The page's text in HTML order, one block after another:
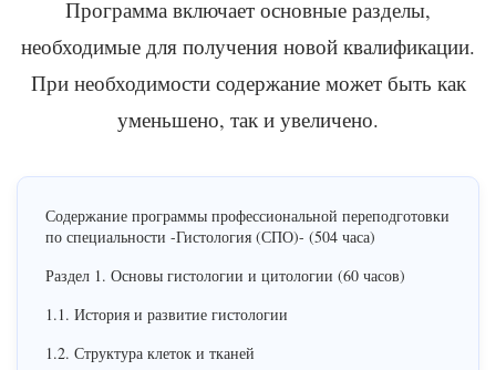
Программа включает основные разделы,
необходимые для получения новой квалификации.
При необходимости содержание может быть как
уменьшено, так и увеличено.
Содержание программы профессиональной переподготовки
по специальности -Гистология (СПО)- (504 часа)
Раздел 1. Основы гистологии и цитологии (60 часов)
1.1. История и развитие гистологии
1.2. Структура клеток и тканей